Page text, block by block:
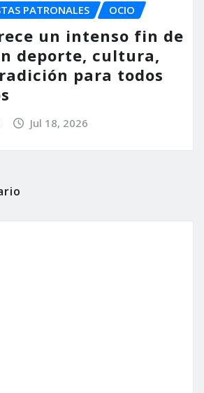
PATRONALES OCIO
un intenso fin de
deporte, cultura,
para todos
Jul 18, 2026